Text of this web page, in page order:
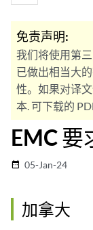
免责声明:
我们将使用第
已做出相当大
性。如果对译
本. 可下载的
EMC 要
date_range 05-Jan-24
加拿大